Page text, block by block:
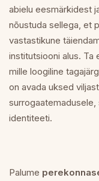
abielu eesmärkidest
nõustuda sellega, et
vastastikune
institutsiooni alus. Ta
mille loogiline
on avada uksed
identiteeti.
Palume